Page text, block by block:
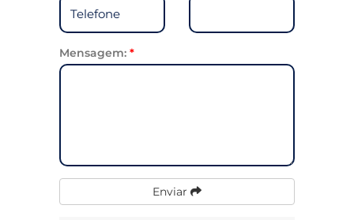
Mensagem: *
Enviar